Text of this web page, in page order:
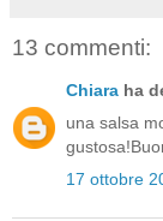
13 commenti:
Chiara ha
una salsa
17 ottobre